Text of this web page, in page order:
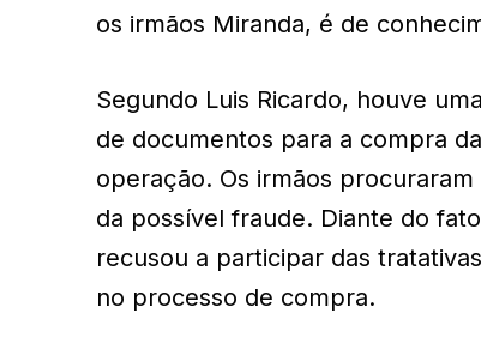
os irmãos Miranda, é de
Segundo Luis Ricardo, houve
de documentos para a compra
operação. Os irmãos
da possível fraude. Diante do
recusou a participar das
no processo de compra.